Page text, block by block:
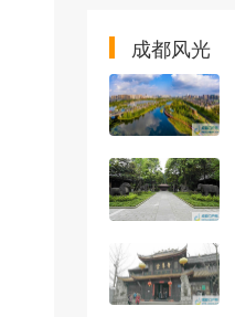
成都风光